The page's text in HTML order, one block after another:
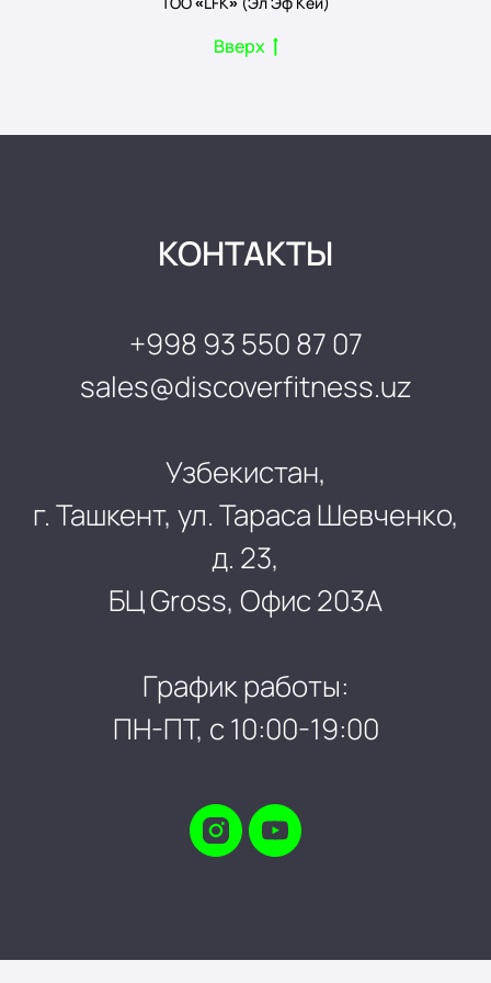
Вверх
КОНТАКТЫ
+998 93 550 87 07
sales@discoverfitness.uz
Узбекистан,
г. Ташкент, ул. Тараса Шевченко,
д. 23,
БЦ Gross, Офис 203А
График работы:
ПН-ПТ, с 10:00-19:00